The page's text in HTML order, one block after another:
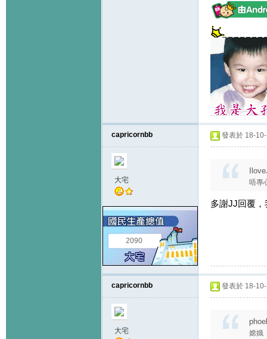
capricornbb
大宅
2090
發表於 18-
唔專
多謝JJ回覆
capricornbb
大宅
發表於 18-
嫦娥